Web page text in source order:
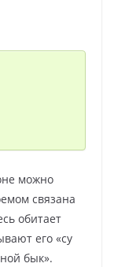
можно
связана
обитает
его «су
бык».